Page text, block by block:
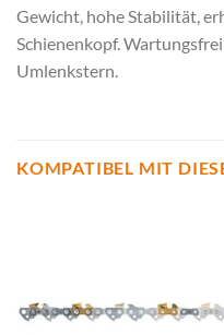
Gewicht, hohe Stabilität,
Schienenkopf.
Umlenkstern.
KOMPATIBEL MIT